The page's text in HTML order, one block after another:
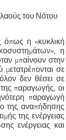
του Νότου
όπως η «κυκλική
η
μπαίνουν στην
μετατρέπονται σε
δεν θέσει σε
παραγωγής, οι
παραγωγή
της αναπήδησης
της ενέργειας
ενέργειας και